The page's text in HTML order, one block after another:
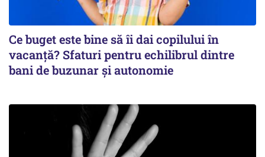
Ce buget este bine să îi dai copilului în
vacanță? Sfaturi pentru echilibrul dintre
bani de buzunar și autonomie